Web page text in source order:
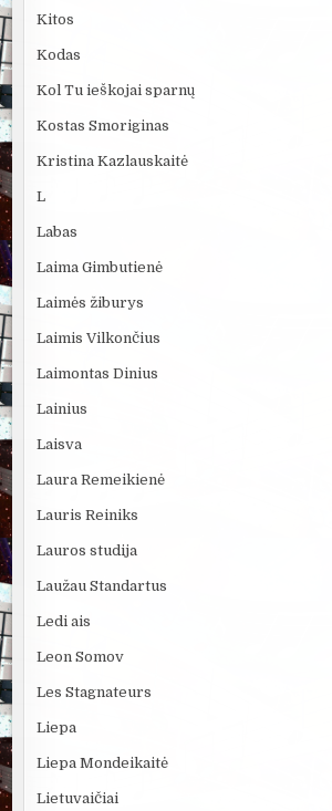
Kitos
Kodas
Kol Tu ieškojai sparnų
Kostas Smoriginas
Kristina Kazlauskaitė
L
Labas
Laima Gimbutienė
Laimės žiburys
Laimis Vilkončius
Laimontas Dinius
Lainius
Laisva
Laura Remeikienė
Lauris Reiniks
Lauros studija
Laužau Standartus
Ledi ais
Leon Somov
Les Stagnateurs
Liepa
Liepa Mondeikaitė
Lietuvaičiai